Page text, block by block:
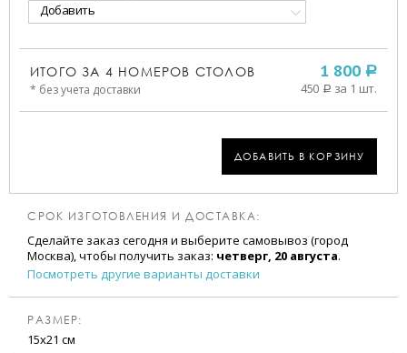
Добавить
ИТОГО ЗА 4 НОМЕРОВ СТОЛОВ
* без учета доставки
1 800 a
450 a за 1 шт.
ДОБАВИТЬ В КОРЗИНУ
СРОК ИЗГОТОВЛЕНИЯ И ДОСТАВКА:
Сделайте заказ сегодня и выберите самовывоз (город
Москва), чтобы получить заказ: четверг, 20 августа.
Посмотреть другие варианты доставки
РАЗМЕР:
15х21 см